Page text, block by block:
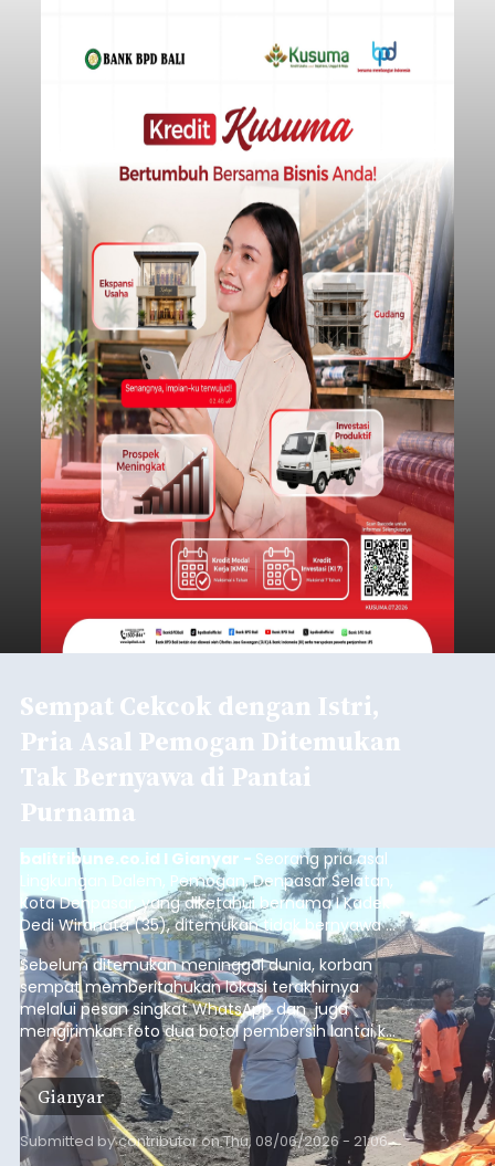
Sempat Cekcok dengan Istri,
Pria Asal Pemogan Ditemukan
Tak Bernyawa di Pantai
Purnama
balitribune.co.id I Gianyar - Seorang pria asal
Lingkungan Dalem, Pemogan, Denpasar Selatan,
Kota Denpasar, yang diketahui bernama I Kadek
Dedi Wiranata (35), ditemukan tidak bernyawa di
pesisir Pantai Purnama, Sukawati.
Sebelum ditemukan meninggal dunia, korban
sempat memberitahukan lokasi terakhirnya
melalui pesan singkat WhatsApp dan juga
mengirimkan foto dua botol pembersih lantai ke
istrinya.
Gianyar
Submitted bycontributoronThu, 08/06/2026 - 21:06